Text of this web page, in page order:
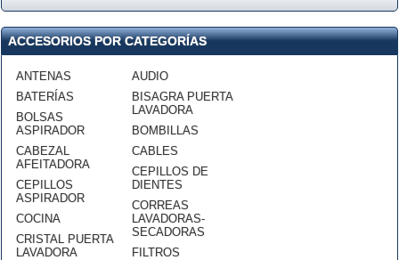
ACCESORIOS POR CATEGORÍAS
ANTENAS
BATERÍAS
BOLSAS
ASPIRADOR
CABEZAL
AFEITADORA
CEPILLOS
ASPIRADOR
COCINA
CRISTAL PUERTA
LAVADORA
AUDIO
BISAGRA PUERTA
LAVADORA
BOMBILLAS
CABLES
CEPILLOS DE
DIENTES
CORREAS
LAVADORAS-
SECADORAS
FILTROS